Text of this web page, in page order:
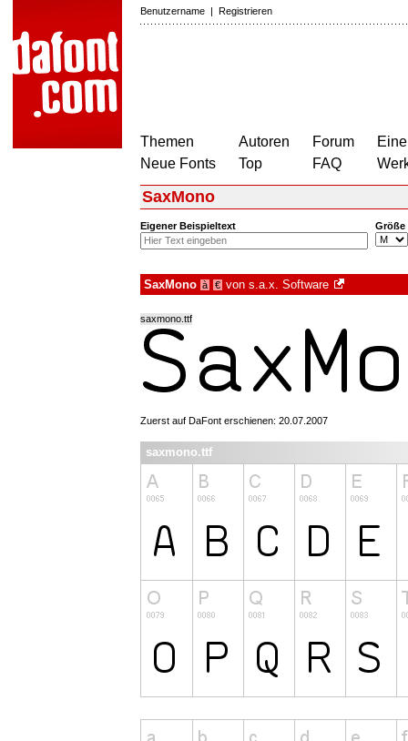
Benutzername | Registrieren
Themen
Neue Fonts
Autoren
Top
Forum
FAQ
SaxMono
Eigener Beispieltext Größe
SaxMono à € von s.a.x. Software
saxmono.ttf
Zuerst auf DaFont erschienen: 20.07.2007
saxmono.ttf